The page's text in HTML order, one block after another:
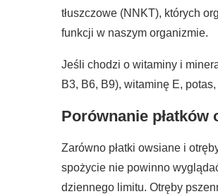
tłuszczowe (NNKT), których
funkcji w naszym organizmie.
Jeśli chodzi o witaminy i
B3, B6, B9), witaminę E,
Porównanie
Zarówno płatki owsiane i
spożycie nie powinno
dziennego limitu. Otręby